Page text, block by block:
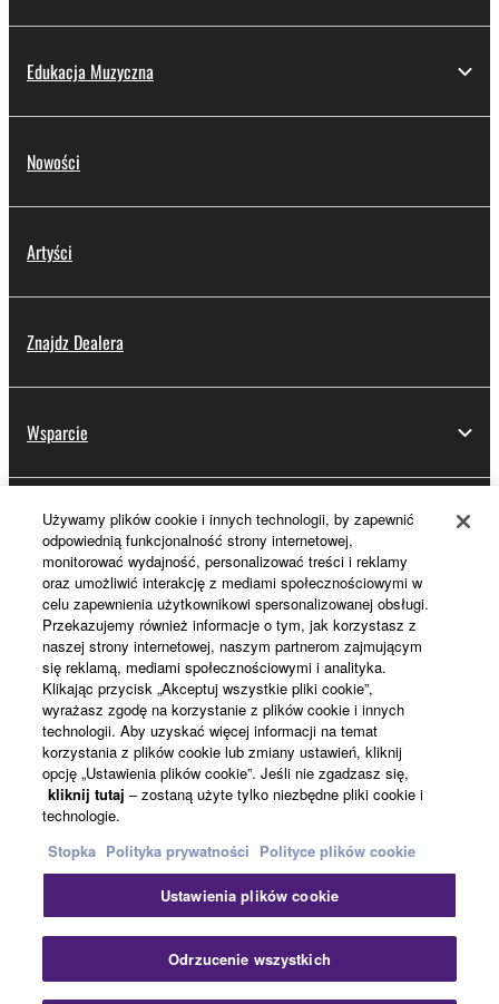
Edukacja Muzyczna
Nowości
Artyści
Znajdz Dealera
Wsparcie
Rejestracja Yamaha Music ID
Informacje o Yamaha
Polska - Polish
Biznes
Warunki korzystaniaPolityka prywatności
Polityka plików cookieStopka
Używamy plików cookie i innych technologii, by zapewnić
odpowiednią funkcjonalność strony internetowej,
monitorować wydajność, personalizować treści i reklamy
oraz umożliwić interakcję z mediami społecznościowymi w
celu zapewnienia użytkownikowi spersonalizowanej obsługi.
Przekazujemy również informacje o tym, jak korzystasz z
naszej strony internetowej, naszym partnerom zajmującym
się reklamą, mediami społecznościowymi i analityka.
Klikając przycisk „Akceptuj wszystkie pliki cookie”,
wyrażasz zgodę na korzystanie z plików cookie i innych
technologii. Aby uzyskać więcej informacji na temat
korzystania z plików cookie lub zmiany ustawień, kliknij
opcję „Ustawienia plików cookie”. Jeśli nie zgadzasz się,
kliknij tutaj – zostaną użyte tylko niezbędne pliki cookie i
technologie.
Stopka Polityka prywatności Polityce plików cookie
Ustawienia plików cookie
Odrzucenie wszystkich